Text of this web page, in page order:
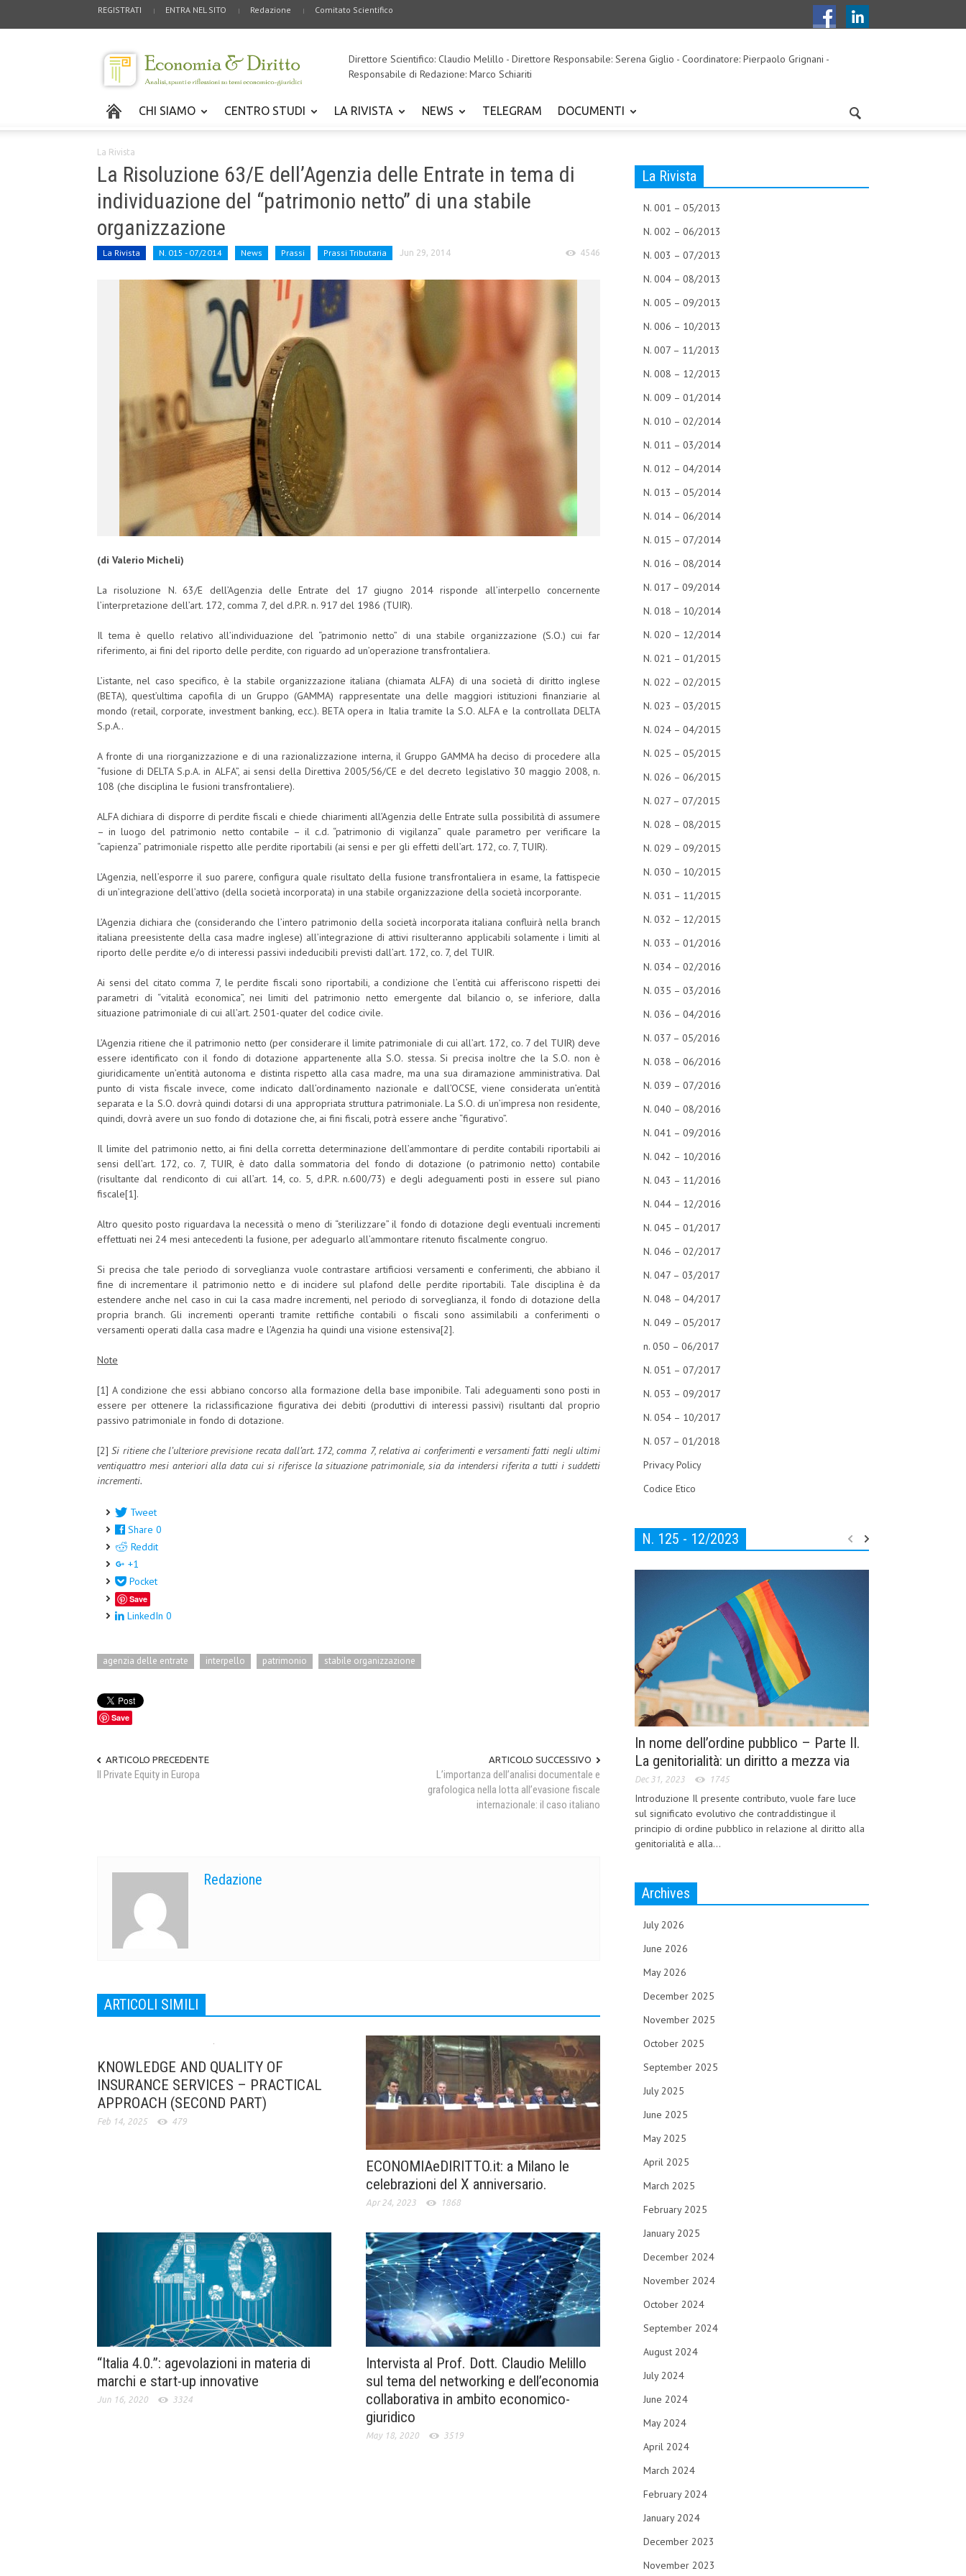
REGISTRATI ENTRA NEL SITO Redazione Comitato Scientifico
Direttore Scientifico: Claudio Melillo - Direttore Responsabile: Serena Giglio - Coordinatore: Pierpaolo Grignani -
Responsabile di Redazione: Marco Schiariti
CHI SIAMO CENTRO STUDI LA RIVISTA NEWS TELEGRAM DOCUMENTI
La Rivista
La Risoluzione 63/E dell’Agenzia delle Entrate in tema di
individuazione del “patrimonio netto” di una stabile
organizzazione
La Rivista N. 015 - 07/2014 News Prassi Prassi Tributaria Jun 29, 2014 4546
(di Valerio Micheli)
La risoluzione N. 63/E dell’Agenzia delle Entrate del 17 giugno 2014 risponde all’interpello concernente
l’interpretazione dell’art. 172, comma 7, del d.P.R. n. 917 del 1986 (TUIR).
Il tema è quello relativo all’individuazione del “patrimonio netto” di una stabile organizzazione (S.O.) cui far
riferimento, ai fini del riporto delle perdite, con riguardo ad un’operazione transfrontaliera.
L’istante, nel caso specifico, è la stabile organizzazione italiana (chiamata ALFA) di una società di diritto inglese
(BETA), quest’ultima capofila di un Gruppo (GAMMA) rappresentate una delle maggiori istituzioni finanziarie al
mondo (retail, corporate, investment banking, ecc.). BETA opera in Italia tramite la S.O. ALFA e la controllata DELTA
S.p.A..
A fronte di una riorganizzazione e di una razionalizzazione interna, il Gruppo GAMMA ha deciso di procedere alla
“fusione di DELTA S.p.A. in ALFA”, ai sensi della Direttiva 2005/56/CE e del decreto legislativo 30 maggio 2008, n.
108 (che disciplina le fusioni transfrontaliere).
ALFA dichiara di disporre di perdite fiscali e chiede chiarimenti all’Agenzia delle Entrate sulla possibilità di assumere
– in luogo del patrimonio netto contabile – il c.d. “patrimonio di vigilanza” quale parametro per verificare la
“capienza” patrimoniale rispetto alle perdite riportabili (ai sensi e per gli effetti dell’art. 172, co. 7, TUIR).
L’Agenzia, nell’esporre il suo parere, configura quale risultato della fusione transfrontaliera in esame, la fattispecie
di un’integrazione dell’attivo (della società incorporata) in una stabile organizzazione della società incorporante.
L’Agenzia dichiara che (considerando che l’intero patrimonio della società incorporata italiana confluirà nella branch
italiana preesistente della casa madre inglese) all’integrazione di attivi risulteranno applicabili solamente i limiti al
riporto delle perdite e/o di interessi passivi indeducibili previsti dall’art. 172, co. 7, del TUIR.
Ai sensi del citato comma 7, le perdite fiscali sono riportabili, a condizione che l’entità cui afferiscono rispetti dei
parametri di “vitalità economica”, nei limiti del patrimonio netto emergente dal bilancio o, se inferiore, dalla
situazione patrimoniale di cui all’art. 2501-quater del codice civile.
L’Agenzia ritiene che il patrimonio netto (per considerare il limite patrimoniale di cui all’art. 172, co. 7 del TUIR) deve
essere identificato con il fondo di dotazione appartenente alla S.O. stessa. Si precisa inoltre che la S.O. non è
giuridicamente un’entità autonoma e distinta rispetto alla casa madre, ma una sua diramazione amministrativa. Dal
punto di vista fiscale invece, come indicato dall’ordinamento nazionale e dall’OCSE, viene considerata un’entità
separata e la S.O. dovrà quindi dotarsi di una appropriata struttura patrimoniale. La S.O. di un’impresa non residente,
quindi, dovrà avere un suo fondo di dotazione che, ai fini fiscali, potrà essere anche “figurativo”.
Il limite del patrimonio netto, ai fini della corretta determinazione dell’ammontare di perdite contabili riportabili ai
sensi dell’art. 172, co. 7, TUIR, è dato dalla sommatoria del fondo di dotazione (o patrimonio netto) contabile
(risultante dal rendiconto di cui all’art. 14, co. 5, d.P.R. n.600/73) e degli adeguamenti posti in essere sul piano
fiscale[1].
Altro quesito posto riguardava la necessità o meno di “sterilizzare” il fondo di dotazione degli eventuali incrementi
effettuati nei 24 mesi antecedenti la fusione, per adeguarlo all’ammontare ritenuto fiscalmente congruo.
Si precisa che tale periodo di sorveglianza vuole contrastare artificiosi versamenti e conferimenti, che abbiano il
fine di incrementare il patrimonio netto e di incidere sul plafond delle perdite riportabili. Tale disciplina è da
estendere anche nel caso in cui la casa madre incrementi, nel periodo di sorveglianza, il fondo di dotazione della
propria branch. Gli incrementi operanti tramite rettifiche contabili o fiscali sono assimilabili a conferimenti o
versamenti operati dalla casa madre e l’Agenzia ha quindi una visione estensiva[2].
Note
[1] A condizione che essi abbiano concorso alla formazione della base imponibile. Tali adeguamenti sono posti in
essere per ottenere la riclassificazione figurativa dei debiti (produttivi di interessi passivi) risultanti dal proprio
passivo patrimoniale in fondo di dotazione.
[2] Si ritiene che l’ulteriore previsione recata dall’art. 172, comma 7, relativa ai conferimenti e versamenti fatti negli ultimi
ventiquattro mesi anteriori alla data cui si riferisce la situazione patrimoniale, sia da intendersi riferita a tutti i suddetti
incrementi.
Tweet
Share 0
Reddit
+1
Pocket
Save
LinkedIn 0
agenzia delle entrate interpello patrimonio stabile organizzazione
Save
ARTICOLO PRECEDENTE
Il Private Equity in Europa
ARTICOLO SUCCESSIVO
L’importanza dell’analisi documentale e
grafologica nella lotta all’evasione fiscale
internazionale: il caso italiano
Redazione
ARTICOLI SIMILI
KNOWLEDGE AND QUALITY OF
INSURANCE SERVICES – PRACTICAL
APPROACH (SECOND PART)
Feb 14, 2025 479
ECONOMIAeDIRITTO.it: a Milano le
celebrazioni del X anniversario.
Apr 24, 2023 1868
“Italia 4.0.”: agevolazioni in materia di
marchi e start-up innovative
Jun 16, 2020 3324
Intervista al Prof. Dott. Claudio Melillo
sul tema del networking e dell’economia
collaborativa in ambito economico-
giuridico
May 18, 2020 3519
La Rivista
N. 001 – 05/2013
N. 002 – 06/2013
N. 003 – 07/2013
N. 004 – 08/2013
N. 005 – 09/2013
N. 006 – 10/2013
N. 007 – 11/2013
N. 008 – 12/2013
N. 009 – 01/2014
N. 010 – 02/2014
N. 011 – 03/2014
N. 012 – 04/2014
N. 013 – 05/2014
N. 014 – 06/2014
N. 015 – 07/2014
N. 016 – 08/2014
N. 017 – 09/2014
N. 018 – 10/2014
N. 020 – 12/2014
N. 021 – 01/2015
N. 022 – 02/2015
N. 023 – 03/2015
N. 024 – 04/2015
N. 025 – 05/2015
N. 026 – 06/2015
N. 027 – 07/2015
N. 028 – 08/2015
N. 029 – 09/2015
N. 030 – 10/2015
N. 031 – 11/2015
N. 032 – 12/2015
N. 033 – 01/2016
N. 034 – 02/2016
N. 035 – 03/2016
N. 036 – 04/2016
N. 037 – 05/2016
N. 038 – 06/2016
N. 039 – 07/2016
N. 040 – 08/2016
N. 041 – 09/2016
N. 042 – 10/2016
N. 043 – 11/2016
N. 044 – 12/2016
N. 045 – 01/2017
N. 046 – 02/2017
N. 047 – 03/2017
N. 048 – 04/2017
N. 049 – 05/2017
n. 050 – 06/2017
N. 051 – 07/2017
N. 053 – 09/2017
N. 054 – 10/2017
N. 057 – 01/2018
Privacy Policy
Codice Etico
N. 125 - 12/2023
In nome dell’ordine pubblico – Parte II.
La genitorialità: un diritto a mezza via
Dec 31, 2023 1745
Introduzione Il presente contributo, vuole fare luce
sul significato evolutivo che contraddistingue il
principio di ordine pubblico in relazione al diritto alla
genitorialità e alla...
Archives
July 2026
June 2026
May 2026
December 2025
November 2025
October 2025
September 2025
July 2025
June 2025
May 2025
April 2025
March 2025
February 2025
January 2025
December 2024
November 2024
October 2024
September 2024
August 2024
July 2024
June 2024
May 2024
April 2024
March 2024
February 2024
January 2024
December 2023
November 2023